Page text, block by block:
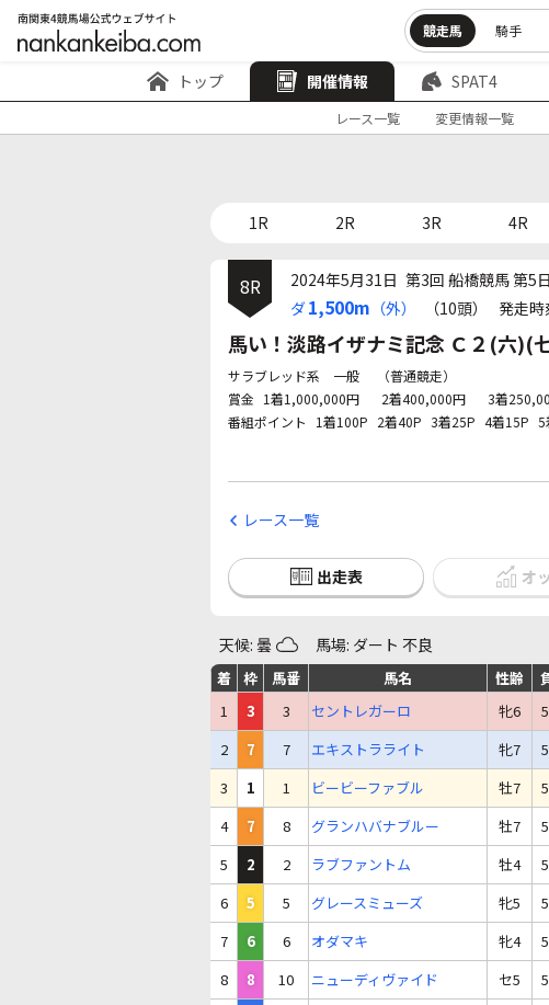
競走馬 騎手
トップ 開催情報 SPAT4
レース一覧 変更情報一覧
1R 2R 3R 4R
8R 2024年5月31日 第3回 船橋競馬 第5日
ダ1,500m （外） （10頭） 発走時
馬い！淡路イザナミ記念 Ｃ２(六)(
サラブレッド系 一般
（普通競走）
賞金 1着1,000,000円 2着400,000円 3着
番組ポイント
1着100P 2着40P 3着25P 4着15P 5
レース一覧
出走表 オ
天候: 曇 馬場: ダート 不良
着 枠 馬番 馬名 性齢
1
3 3 セントレガーロ 牝6
2
7 7 エキストラライト 牝7
3
1 1 ビービーファブル 牡7
4
7 8 グランハバナブルー 牡7
5
2 2 ラブファントム 牡4
6
5 5 グレースミューズ 牝5
7
6 6 オダマキ 牝4
8
8 10 ニューディヴァイド セ5